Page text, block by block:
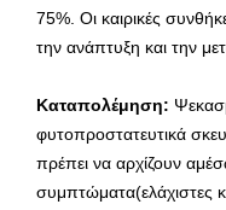
75%. Οι καιρικές
την ανάπτυξη και την
Καταπολέμηση:
φυτοπροστατευτικά
πρέπει να αρχίζουν
συμπτώματα(ελάχιστες